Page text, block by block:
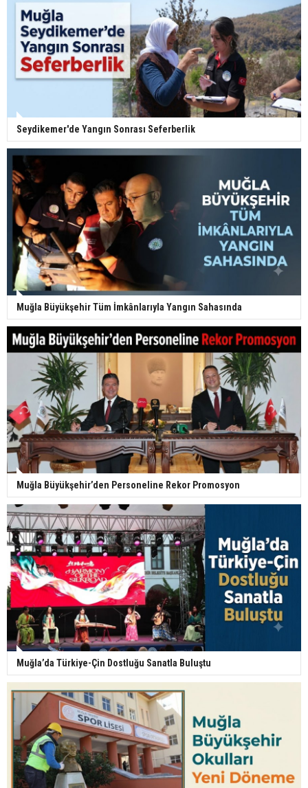
Seydikemer'de Yangın Sonrası Seferberlik
Muğla Büyükşehir Tüm İmkânlarıyla Yangın Sahasında
Muğla Büyükşehir’den Personeline Rekor Promosyon
Muğla’da Türkiye-Çin Dostluğu Sanatla Buluştu